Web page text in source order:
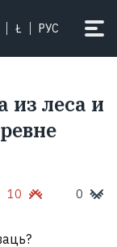
Ł РУС
из леса и
10 0